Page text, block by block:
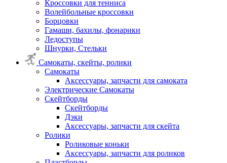
Кроссовки для тенниса
Волейбольные кроссовки
Борцовки
Гамаши, бахилы, фонарики
Ледоступы
Шнурки, Стельки
Самокаты, скейты, ролики
Самокаты
Аксессуары, запчасти для самоката
Электрические Самокаты
Скейтборды
Скейтборды
Дэки
Аксессуары, запчасти для скейта
Ролики
Роликовые коньки
Аксессуары, запчасти для роликов